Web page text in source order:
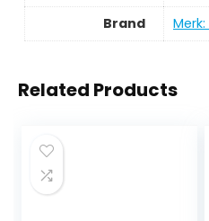
Brand Merk:
Related Products